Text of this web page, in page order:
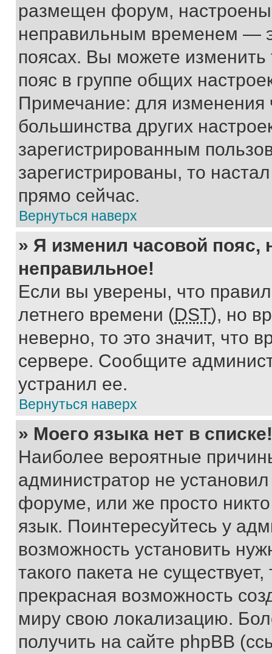
размещен форум, настроены
неправильным временем —
поясах. Вы можете изменить
пояс в группе общих
Примечание: для изменения
большинства других
зарегистрированным
зарегистрированы, то
прямо сейчас.
Вернуться наверх
» Я изменил часовой пояс,
неправильное!
Если вы уверены, что
летнего времени (DST), но
неверно, то это значит, что
сервере. Сообщите
устранил ее.
Вернуться наверх
» Моего языка нет в списке!
Наиболее вероятные
администратор не
форуме, или же просто
язык. Поинтересуйтесь у
возможность установить
такого пакета не
прекрасная возможность
миру свою локализацию.
получить на сайте phpBB